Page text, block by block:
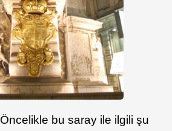
Öncelikle bu saray ile ilgili şu